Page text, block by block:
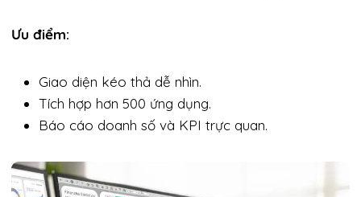
Ưu điểm:
Giao diện kéo thả dễ nhìn.
Tích hợp hơn 500 ứng dụng.
Báo cáo doanh số và KPI trực quan.